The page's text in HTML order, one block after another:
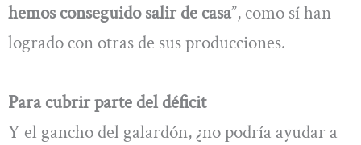
hemos conseguido salir de casa”, como sí han
logrado con otras de sus producciones.
Para cubrir parte del déficit
Y el gancho del galardón, ¿no podría ayudar a